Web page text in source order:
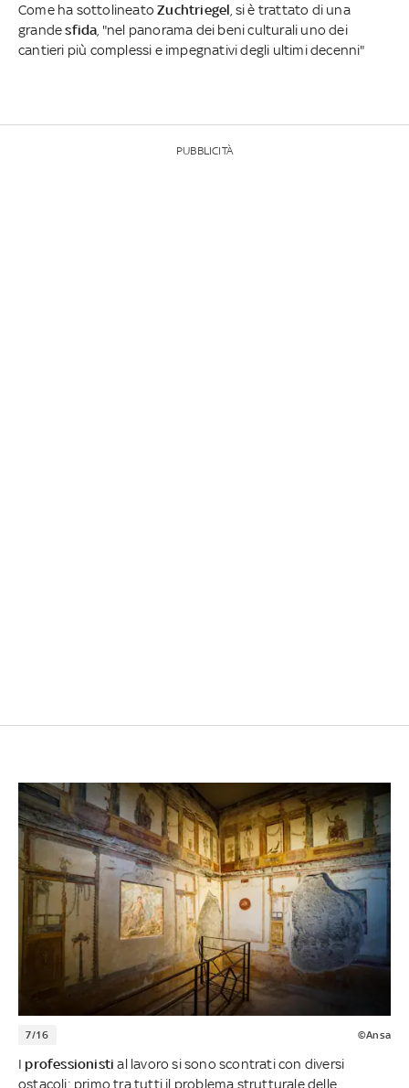
Come ha sottolineatoZuchtriegel , si è trattato di una
grandesfida , "nel panorama dei beni culturali uno dei
cantieri più complessi e impegnativi degli ultimi decenni"
PUBBLICITÀ
7/16 ©Ansa
I professionistial lavoro si sono scontrati con diversi
ostacoli: primo tra tutti il problema strutturale delle